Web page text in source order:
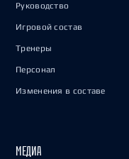
Руководство
Игровой состав
Тренеры
Персонал
Изменения в составе
МЕДИА